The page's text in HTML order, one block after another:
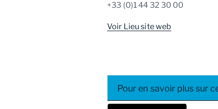
+33 (0)1 44 32 30 00
Voir Lieu site web
Pour en savoir plus sur